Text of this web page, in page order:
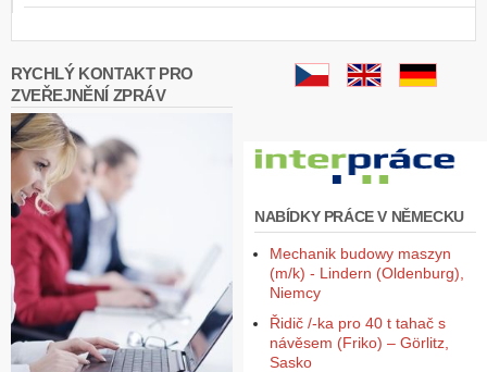
RYCHLÝ KONTAKT PRO
ZVEŘEJNĚNÍ ZPRÁV
NABÍDKY PRÁCE V NĚMECKU
Mechanik budowy maszyn
(m/k) - Lindern (Oldenburg),
Niemcy
Řidič /-ka pro 40 t tahač s
návěsem (Friko) – Görlitz,
Sasko